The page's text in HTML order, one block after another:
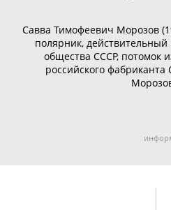
Савва Тимофеевич Морозов
полярник, действительный
общества СССР, потомок
российского